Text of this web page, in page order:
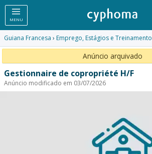
MENU
Guiana Francesa › Emprego, Estágios e Treinamento
Anúncio arquivado
Gestionnaire de copropriété H/F
Anúncio modificado em 03/07/2026